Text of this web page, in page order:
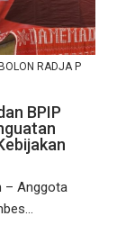
RADJA P
BPIP
– Anggota